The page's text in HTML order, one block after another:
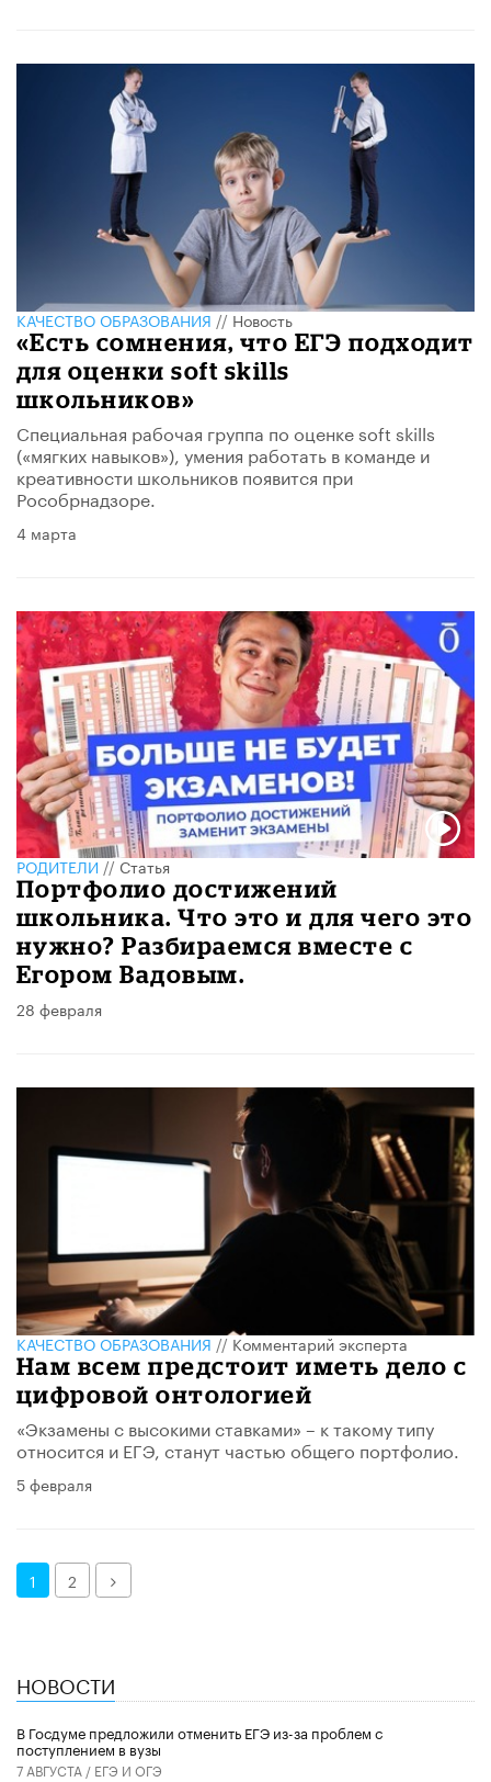
КАЧЕСТВО ОБРАЗОВАНИЯ//Новость
«Есть сомнения, что ЕГЭ подходит
для оценки soft skills
школьников»
Специальная рабочая группа по оценке soft skills
(«мягких навыков»), умения работать в команде и
креативности школьников появится при
Рособрнадзоре.
4 марта
РОДИТЕЛИ//Статья
Портфолио достижений
школьника. Что это и для чего это
нужно? Разбираемся вместе с
Егором Вадовым.
28 февраля
КАЧЕСТВО ОБРАЗОВАНИЯ//Комментарий эксперта
Нам всем предстоит иметь дело с
цифровой онтологией
«Экзамены с высокими ставками» – к такому типу
относится и ЕГЭ, станут частью общего портфолио.
5 февраля
1 2 Далее
НОВОСТИ
В Госдуме предложили отменить ЕГЭ из-за проблем с
поступлением в вузы
7 АВГУСТА / ЕГЭ И ОГЭ